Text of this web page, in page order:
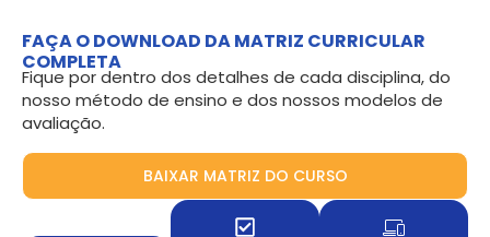
FAÇA O DOWNLOAD DA MATRIZ CURRICULAR
COMPLETA
Fique por dentro dos detalhes de cada disciplina, do
nosso método de ensino e dos nossos modelos de
avaliação.
BAIXAR MATRIZ DO CURSO